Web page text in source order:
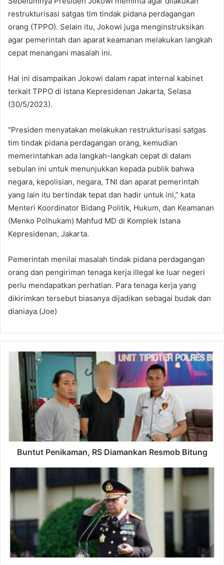
restrukturisasi satgas tim tindak pidana perdagangan
orang (TPPO). Selain itu, Jokowi juga menginstruksikan
agar pemerintah dan aparat keamanan melakukan langkah
cepat menangani masalah ini.
Hal ini disampaikan Jokowi dalam rapat internal kabinet
terkait TPPO di Istana Kepresidenan Jakarta, Selasa
(30/5/2023).
“Presiden menyatakan melakukan restrukturisasi satgas
tim tindak pidana perdagangan orang, kemudian
memerintahkan ada langkah-langkah cepat di dalam
sebulan ini untuk menunjukkan kepada publik bahwa
negara, kepolisian, negara, TNI dan aparat pemerintah
yang lain itu bertindak tepat dan hadir untuk ini,” kata
Menteri Koordinator Bidang Politik, Hukum, dan Keamanan
(Menko Polhukam) Mahfud MD di Komplek Istana
Kepresidenan, Jakarta.
Pemerintah menilai masalah tindak pidana perdagangan
orang dan pengiriman tenaga kerja illegal ke luar negeri
perlu mendapatkan perhatian. Para tenaga kerja yang
dikirimkan tersebut biasanya dijadikan sebagai budak dan
dianiaya.(Joe)
Buntut Penikaman, RS Diamankan Resmob Bitung